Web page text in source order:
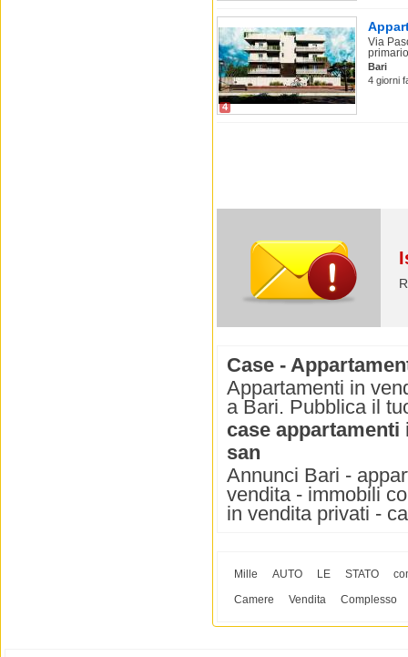
4
Via
Bari
4 giorni
Case -
Appartamenti in
a Bari. Pubblica il
case appartamenti
san
Annunci Bari -
vendita - immobili
in vendita privati -
Mille AUTO LE STATO
Camere
Vendita Complesso